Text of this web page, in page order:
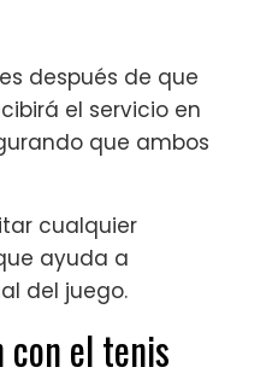
después de que
el servicio en
que ambos
cualquier
ayuda a
del juego.
el tenis